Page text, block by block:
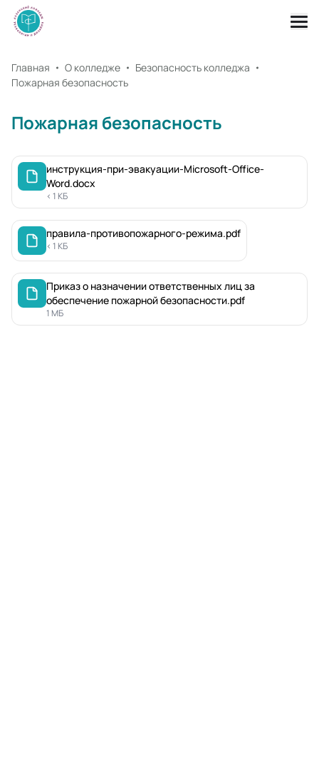
Главная О колледже
Безопасность колледжа
Пожарная безопасность
Пожарная безопасность
инструкция-при-эвакуации-Microsoft-Office-
Word.docx
< 1 КБ
правила-противопожарного-режима.pdf
< 1 КБ
Приказ о назначении ответственных лиц за
обеспечение пожарной безопасности.pdf
1 МБ